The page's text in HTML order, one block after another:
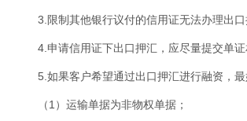
3.限制其他银行议付的信用证无法办理出口
4.申请信用证下出口押汇，应尽量提交单证
5.如果客户希望通过出口押汇进行融资，
（1）运输单据为非物权单据；